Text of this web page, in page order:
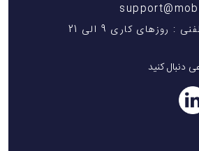
کاری 9 الی 21
دنبال کنید